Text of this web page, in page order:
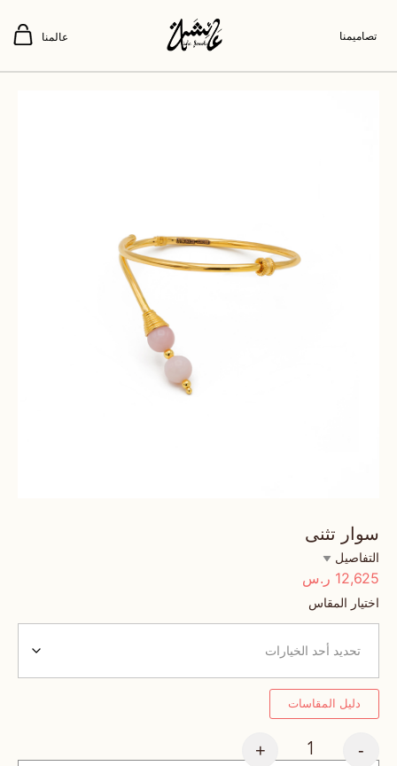
تصاميمنا عالمنا
سوار تثنى
التفاصيل
12,625 ر.س
اختيار المقاس
دليل المقاسات
-
+